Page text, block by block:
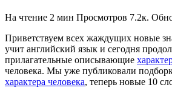
На чтение 2 мин Просмотров 7.2к.
Приветствуем всех жаждущих новые
учит английский язык и сегодня
прилагательные описывающие
человека. Мы уже публиковали
характера человека, теперь новые 10